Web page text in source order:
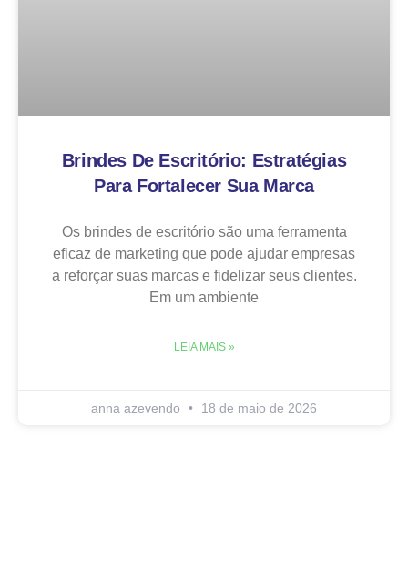
Brindes De Escritório: Estratégias
Para Fortalecer Sua Marca
Os brindes de escritório são uma ferramenta
eficaz de marketing que pode ajudar empresas
a reforçar suas marcas e fidelizar seus clientes.
Em um ambiente
LEIA MAIS »
anna azevendo 18 de maio de 2026